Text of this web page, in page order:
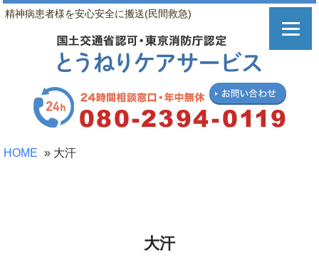
精神病患者様を安心安全に搬送(民間救急)
HOME » 大汗
大汗